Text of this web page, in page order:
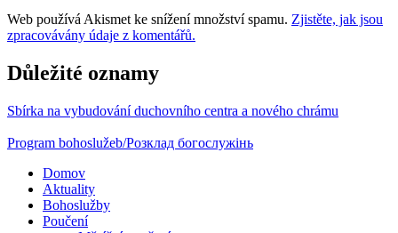
Web používá Akismet ke snížení množství spamu. Zjistěte, jak jsou
zpracovávány údaje z komentářů.
Důležité oznamy
Sbírka na vybudování duchovního centra a nového chrámu
Program bohoslužeb/Розклад богослужінь
Domov
Aktuality
Bohoslužby
Poučení